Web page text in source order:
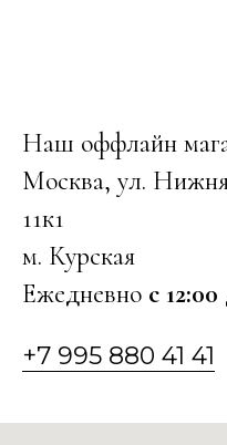
Наш оффлайн
Москва, ул.
11к1
м. Курская
Ежедневно с
+7 995 880 41 41